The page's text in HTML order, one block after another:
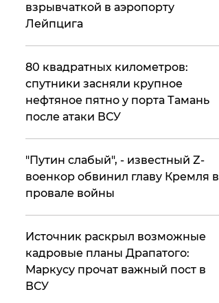
взрывчаткой в аэропорту
Лейпцига
80 квадратных километров:
спутники засняли крупное
нефтяное пятно у порта Тамань
после атаки ВСУ
​"Путин слабый", - известный Z-
военкор обвинил главу Кремля в
провале войны
​Источник раскрыл возможные
кадровые планы Драпатого:
Маркусу прочат важный пост в
ВСУ